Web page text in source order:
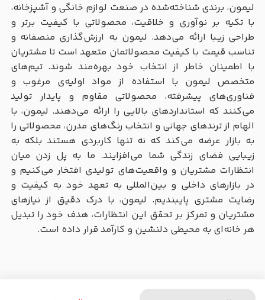
لیمون، برندی شناخته‌شده در صنعت لوازم خانگی و آشپزخانه،
با تکیه بر نوآوری و خلاقیت، محصولاتی با کیفیت برتر و
طراحی زیبا ارائه می‌دهد. لیمون به ارزش‌گذاری منصفانه و
تناسب قیمت با کیفیت محصولاتمان متعهد است تا مشتریان
با اطمینان خاطر از انتخاب خود بهره‌مند شوند. تیم‌های
متخصص لیمون با استفاده از مواد اولیه‌ی مرغوب و
فناوری‌های پیشرفته، محصولاتی مقاوم و پایدار تولید
می‌کنند که استانداردهای بالایی را ارائه می‌دهند. لیمون، با
الهام از ترندهای جهانی و انتخاب رنگ‌های مدرن، محصولاتی را
به بازار عرضه می‌کند که نه تنها کاربردی هستند بلکه به
زیبایی فضای زندگی شما می‌افزایند. ما به پل زدن میان
انتظارات مشتریان و واقعیت‌های تولیدی افتخار می‌کنیم و
در بازارهای داخلی و بین‌المللی به تعهد خود به کیفیت و
رضایت مشتری پایبندیم. لیمون، با درک دقیق از نیازهای
مشتریان و تمرکز بر تحقق این انتظارات، هدف خود را تبدیل
هر خانه‌ای به محیطی دلنشین و کارآمد قرار داده است.